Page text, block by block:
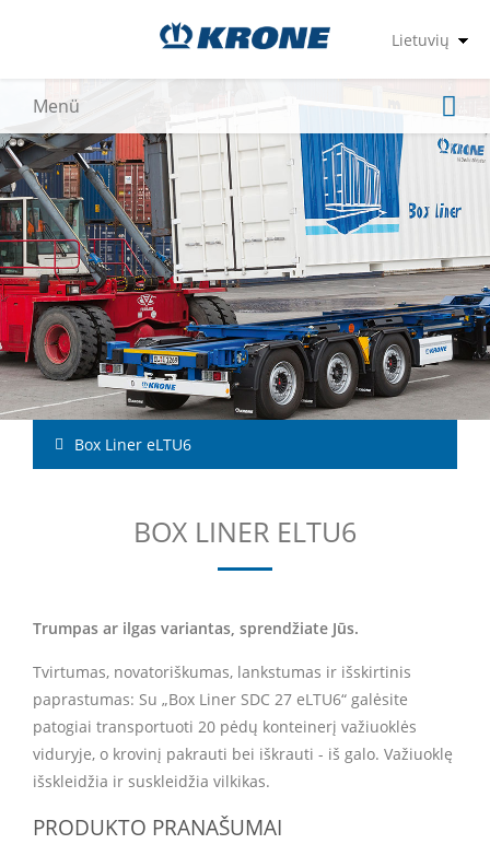
Box Liner eLTU6
BOX LINER ELTU6
Trumpas ar ilgas variantas, sprendžiate Jūs.
Tvirtumas, novatoriškumas, lankstumas ir išskirtinis
paprastumas: Su „Box Liner SDC 27 eLTU6“ galėsite
patogiai transportuoti 20 pėdų konteinerį važiuoklės
viduryje, o krovinį pakrauti bei iškrauti - iš galo. Važiuoklę
išskleidžia ir suskleidžia vilkikas.
PRODUKTO PRANAŠUMAI